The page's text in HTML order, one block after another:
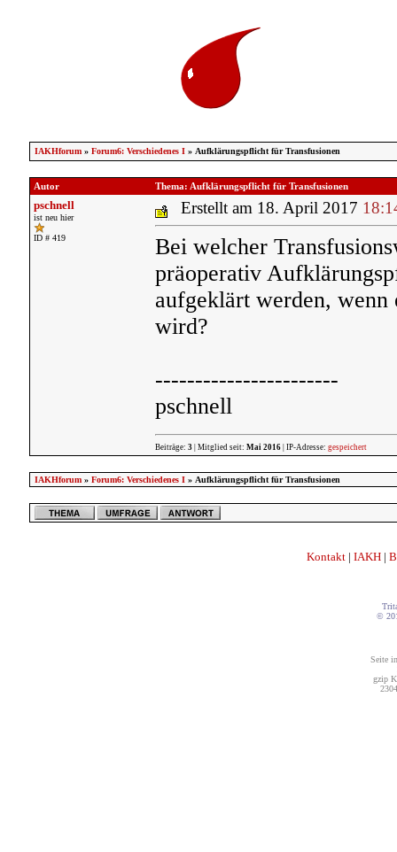
IAKHforum» Forum6: Verschiedenes I» Aufklärungspflicht für Transfusionen
Autor Thema: Aufklärungspflicht für Transfusionen
pschnell
ist neu hier
ID # 419
Erstellt am 18. April 2017
Bei welcher
präoperativ
aufgeklärt werden, wenn
wird?
-----------------------
pschnell
Beiträge: 3| Mitglied seit: Mai 2016| IP-Adresse: gespeichert
IAKHforum» Forum6: Verschiedenes I» Aufklärungspflicht für Transfusionen
Kontakt | IAKH |
©
Seite
gzip